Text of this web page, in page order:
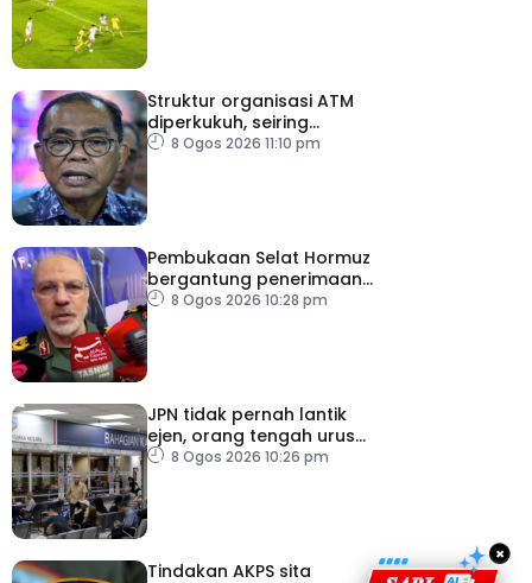
Struktur organisasi ATM
diperkukuh, seiring
pemodenan aset
8 Ogos 2026 11:10 pm
Pembukaan Selat Hormuz
bergantung penerimaan
AS – IRGC
8 Ogos 2026 10:28 pm
JPN tidak pernah lantik
ejen, orang tengah urus
dokumentasi
8 Ogos 2026 10:26 pm
Tindakan AKPS sita
×